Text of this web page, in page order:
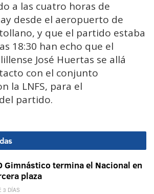
a las cuatro horas de
desde el aeropuerto de
y que el partido estaba
18:30 han echo que el
José Huertas se allá
con el conjunto
la LNFS, para el
partido.
Gimnástico termina el Nacional en
plaza
3 DÍAS